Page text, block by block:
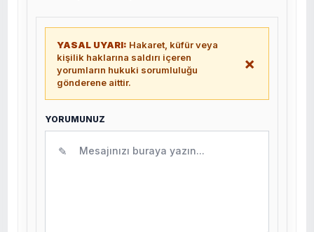
YASAL UYARI: Hakaret, küfür veya
kişilik haklarına saldırı içeren
yorumların hukuki sorumluluğu
gönderene aittir.
×
YORUMUNUZ
✎